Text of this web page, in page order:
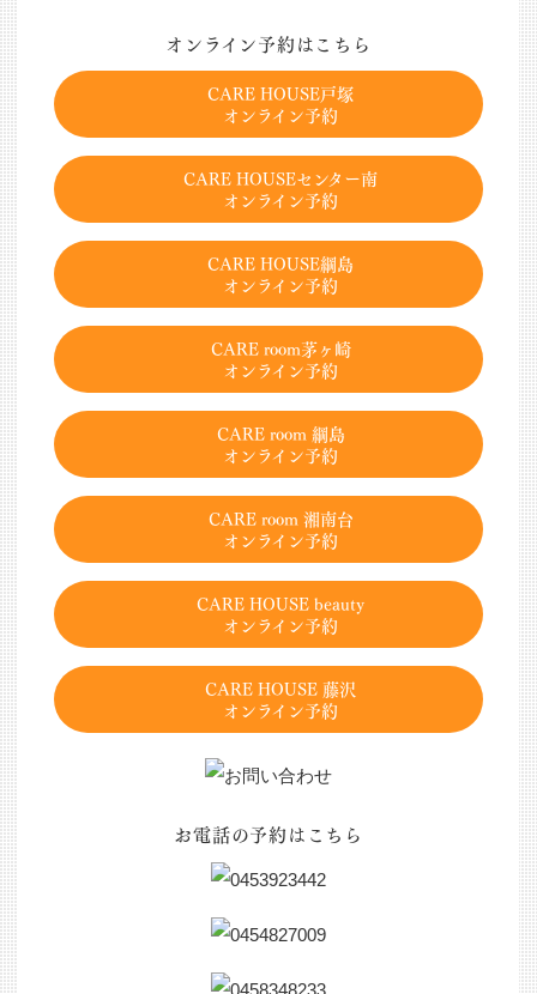
オンライン予約はこちら
CARE HOUSE戸塚
オンライン予約
CARE HOUSEセンター南
オンライン予約
CARE HOUSE綱島
オンライン予約
CARE room茅ヶ崎
オンライン予約
CARE room 綱島
オンライン予約
CARE room 湘南台
オンライン予約
CARE HOUSE beauty
オンライン予約
CARE HOUSE 藤沢
オンライン予約
お電話の予約はこちら